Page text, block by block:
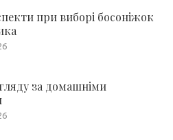
при виборі босоніжок
за домашніми